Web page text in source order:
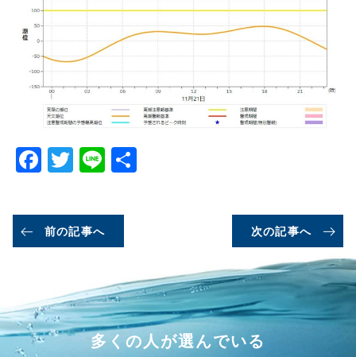
Facebook
Twitter
Line
前の記事へ 次の記事へ
多くの人が選んでいる